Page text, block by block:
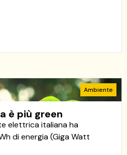
Ambiente
è più green
elettrica italiana ha
di energia (Giga Watt